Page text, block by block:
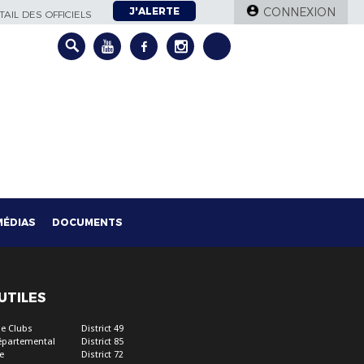
DES OFFICIELS J'ALERTE CONNEXION
DOCUMENTS
Clubs
District 49
District 85
District 72